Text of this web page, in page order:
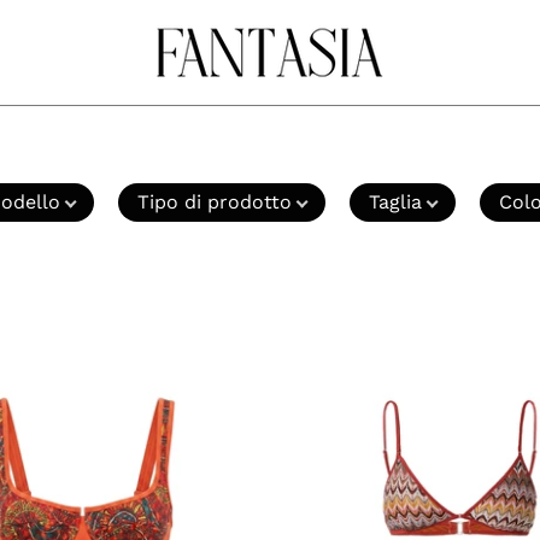
Tipo di prodotto Taglia
4giveness
Bordeaux